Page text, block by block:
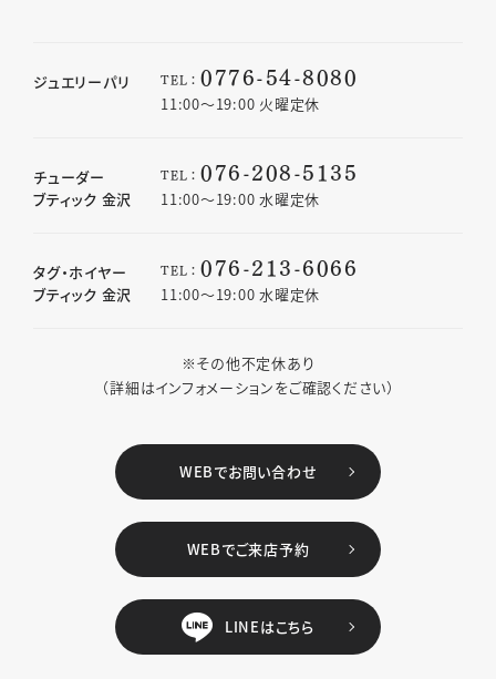
ジュエリーパリ TEL： 0776-54-8080
11:00〜19:00 火曜定休
チューダー
ブティック 金沢
TEL： 076-208-5135
11:00〜19:00 水曜定休
タグ・ホイヤー
ブティック 金沢
TEL： 076-213-6066
11:00〜19:00 水曜定休
※その他不定休あり
（詳細はインフォメーションをご確認ください）
WEBでお問い合わせ
WEBでご来店予約
LINEはこちら